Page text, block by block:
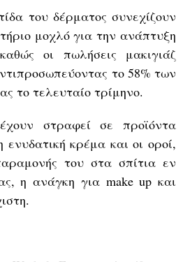
του δέρματος συνεχίζουν
μοχλό για την ανάπτυξη
οι πωλήσεις μακιγιάζ
το 58% των
το τελευταίο τρίμηνο.
στραφεί σε προϊόντα
ενυδατική κρέμα και οι οροί,
του στα σπίτια εν
η ανάγκη για make up και